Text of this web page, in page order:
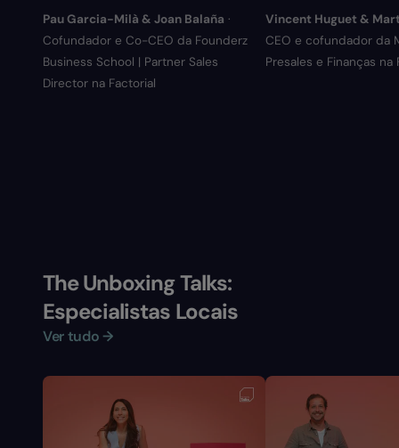
Pau Garcia-Milà & Joan Balaña ·
Cofundador e Co-CEO da Founderz
Business School | Partner Sales
Director na Factorial
Vincent Huguet &
CEO e cofundador da
Presales e Finanças na
The Unboxing Talks:
Especialistas Locais
Ver tudo →